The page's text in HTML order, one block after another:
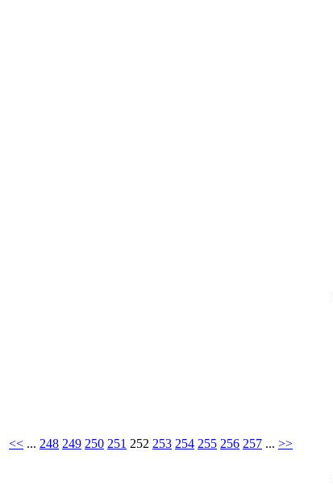
<< ... 248 249 250 251 252 253 254 255 256 257 ... >>